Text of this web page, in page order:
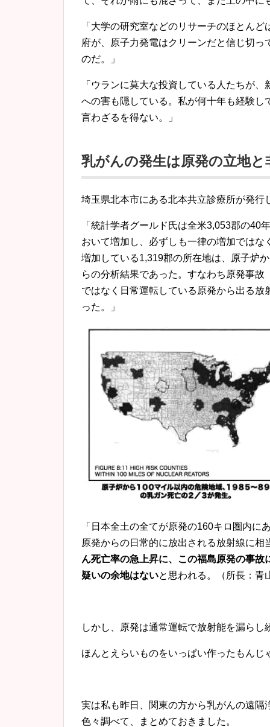
「大学の研究室などのリサーチのほとん
府が、原子力発電はクリーンだと信じ切
のだ。」
「ウランに莫大な投資している人たちが
への害も隠している。私が何十年も経験
言わざるを得ない。」
乳がんの発生は原発の立地
埼玉県北本市にある北本共立診療所が発行
「統計学者グールド氏は全米3,053郡の40
おいて増加し、必ずしも一律の増加では
増加している1,319郡の所在地は、原子炉
らの分析結果であった。すなわち原発事
ではなく日常運転している原発から出る
った。」
「日本全土の全てが原発の160キロ圏内
原発からの日常的に放出される放射線に
ん死亡率の急上昇に、この福島原発の事
疑いの余地はないと思われる。（所長：青
しかし、原発は通常運転で放射能を漏ら
ほんとえらいものをいっぱい作ったもんじ
実は私も昨日、関東の方から乳がんの遠
色々調べて、まとめておきました。